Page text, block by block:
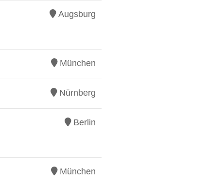
Augsburg
München
Nürnberg
Berlin
München